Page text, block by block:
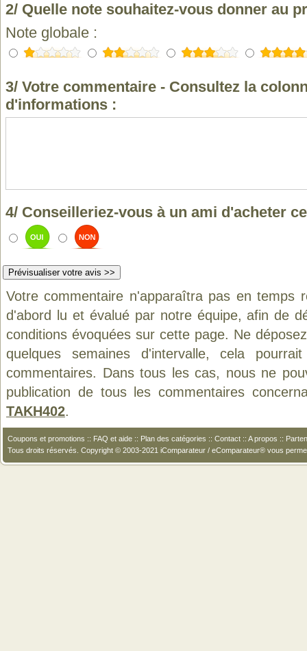
2/ Quelle note souhaitez-vous donner au
Note globale :
3/ Votre commentaire - Consultez la
d'informations :
4/ Conseilleriez-vous à un ami d'acheter
Votre commentaire n'apparaîtra pas en temps
d'abord lu et évalué par notre équipe, afin de
conditions évoquées sur cette page. Ne
quelques semaines d'intervalle, cela
commentaires. Dans tous les cas, nous ne
publication de tous les commentaires
TAKH402.
Coupons et promotions :: FAQ et aide :: Plan des catégories :: Contact :: A propos ::
Tous droits réservés. Copyright © 2003-2021 iComparateur / eComparateur® vous